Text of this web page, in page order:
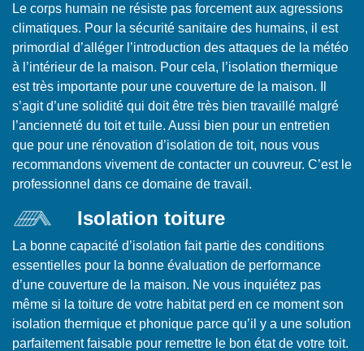
Le corps humain ne résiste pas forcement aux agressions
climatiques. Pour la sécurité sanitaire des humains, il est
primordial d’alléger l’introduction des attaques de la météo
à l’intérieur de la maison. Pour cela, l’isolation thermique
est très importante pour une couverture de la maison. Il
s’agit d’une solidité qui doit être très bien travaillé malgré
l’ancienneté du toit et tuile. Aussi bien pour un entretien
que pour une rénovation d’isolation de toit, nous vous
recommandons vivement de contacter un couvreur. C’est le
professionnel dans ce domaine de travail.
Isolation toiture
La bonne capacité d’isolation fait partie des conditions
essentielles pour la bonne évaluation de performance
d’une couverture de la maison. Ne vous inquiétez pas
même si la toiture de votre habitat perd en ce moment son
isolation thermique et phonique parce qu’il y a une solution
parfaitement faisable pour remettre le bon état de votre toit.